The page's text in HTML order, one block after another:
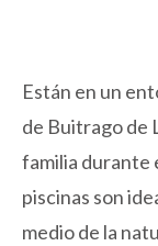
Están en un
de Buitrago de
familia durante
piscinas son
medio de la